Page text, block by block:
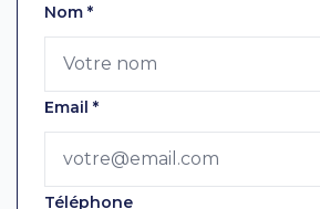
Nom *
Email *
Téléphone